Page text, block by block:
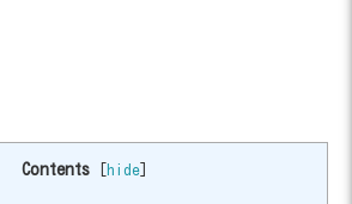
Contents hide]